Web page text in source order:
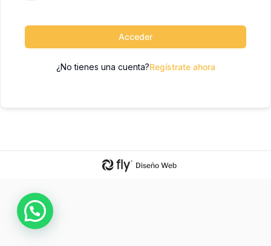
Acceder
¿No tienes una cuenta?Regístrate ahora
Diseño Web